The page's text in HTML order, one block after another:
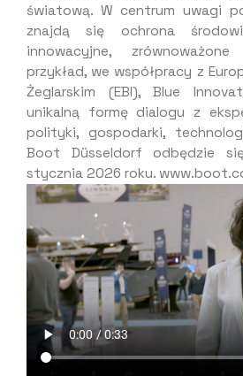
światową. W centrum uwagi
znajdą się ochrona
innowacyjne,
przykład, we współpracy z
Żeglarskim (EBI), Blue
unikalną formę dialogu z
polityki, gospodarki,
Boot Düsseldorf odbędzie
stycznia 2026 roku.